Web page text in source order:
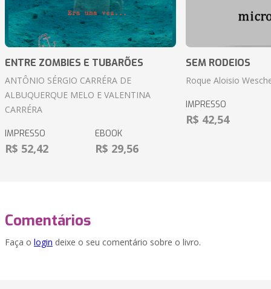
ENTRE ZOMBIES E TUBARÕES
ANTÔNIO SÉRGIO CARRÉRA DE
ALBUQUERQUE MELO E VALENTINA
CARRÉRA
IMPRESSO
R$ 52,42
EBOOK
R$ 29,56
SEM RODEIOS
Roque Aloisio
IMPRESSO
R$ 42,54
Comentários
Faça o login deixe o seu comentário sobre o livro.